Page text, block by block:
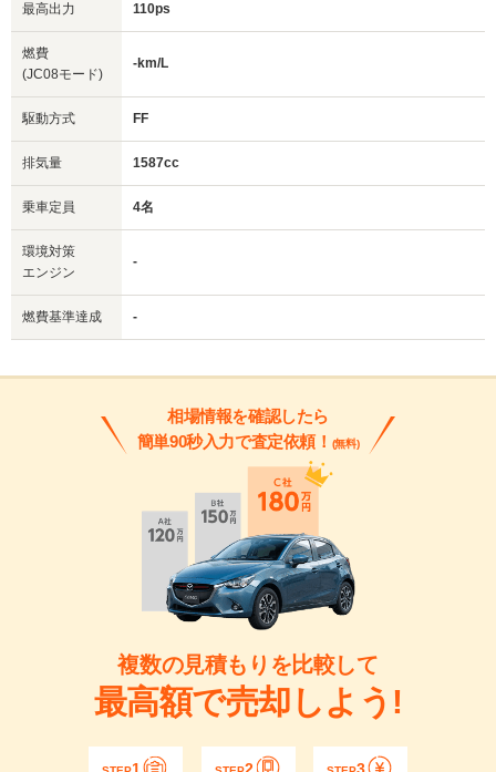
最高出力 110ps
燃費
(JC08モード)
-km/L
駆動方式 FF
排気量 1587cc
乗車定員 4名
環境対策
エンジン
-
燃費基準達成 -
相場情報を確認したら
簡単90秒入力で査定依頼！ (無料)
複数の見積もりを比較して
最高額で売却しよう!
1 2 3